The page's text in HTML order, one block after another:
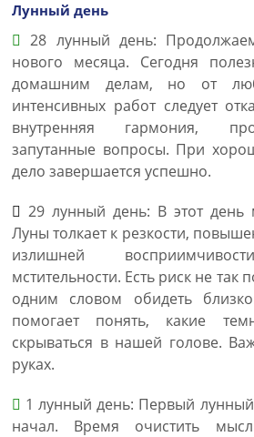
Лунный день
28 лунный день:
нового месяца. Сегодня
домашним делам, но от
интенсивных работ следует
внутренняя гармония,
запутанные вопросы. При
дело завершается успешно.
29 лунный день: В этот день
Луны толкает к резкости,
излишней
мстительности. Есть риск не так
одним словом обидеть
помогает понять, какие
скрываться в нашей голове.
руках.
1 лунный день: Первый
начал. Время очистить